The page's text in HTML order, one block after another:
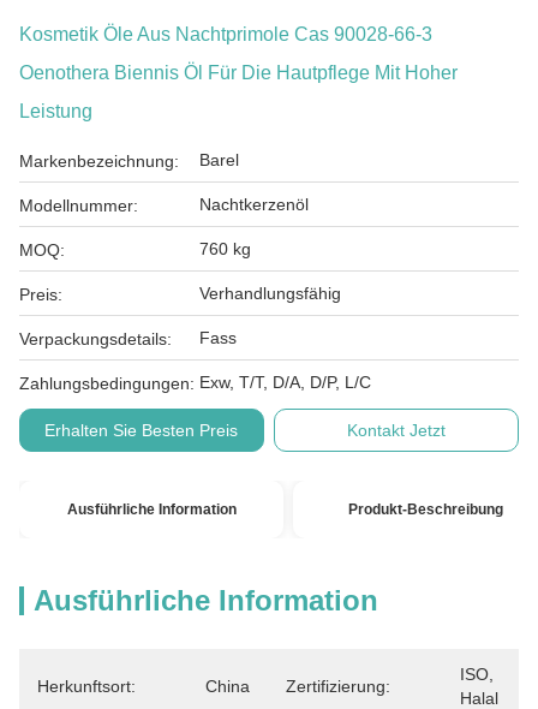
Kosmetik Öle Aus Nachtprimole Cas 90028-66-3
Oenothera Biennis Öl Für Die Hautpflege Mit Hoher
Leistung
Markenbezeichnung: Barel
Modellnummer: Nachtkerzenöl
MOQ: 760 kg
Preis: Verhandlungsfähig
Verpackungsdetails: Fass
Zahlungsbedingungen: Exw, T/T, D/A, D/P, L/C
Erhalten Sie Besten Preis Kontakt Jetzt
Ausführliche Information Produkt-Beschreibung
Ausführliche Information
Herkunftsort: China Zertifizierung:
ISO,
Halal